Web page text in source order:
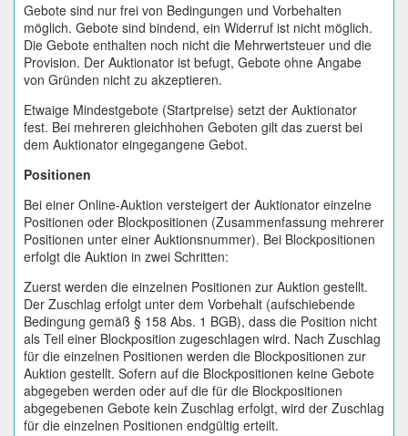
Gebote sind nur frei von Bedingungen und Vorbehalten
möglich. Gebote sind bindend, ein Widerruf ist nicht möglich.
Die Gebote enthalten noch nicht die Mehrwertsteuer und die
Provision. Der Auktionator ist befugt, Gebote ohne Angabe
von Gründen nicht zu akzeptieren.
Etwaige Mindestgebote (Startpreise) setzt der Auktionator
fest. Bei mehreren gleichhohen Geboten gilt das zuerst bei
dem Auktionator eingegangene Gebot.
Positionen
Bei einer Online-Auktion versteigert der Auktionator einzelne
Positionen oder Blockpositionen (Zusammenfassung mehrerer
Positionen unter einer Auktionsnummer). Bei Blockpositionen
erfolgt die Auktion in zwei Schritten:
Zuerst werden die einzelnen Positionen zur Auktion gestellt.
Der Zuschlag erfolgt unter dem Vorbehalt (aufschiebende
Bedingung gemäß § 158 Abs. 1 BGB), dass die Position nicht
als Teil einer Blockposition zugeschlagen wird. Nach Zuschlag
für die einzelnen Positionen werden die Blockpositionen zur
Auktion gestellt. Sofern auf die Blockpositionen keine Gebote
abgegeben werden oder auf die für die Blockpositionen
abgegebenen Gebote kein Zuschlag erfolgt, wird der Zuschlag
für die einzelnen Positionen endgültig erteilt.